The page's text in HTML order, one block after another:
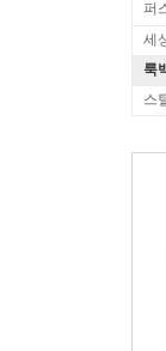
퍼
세
룩
스